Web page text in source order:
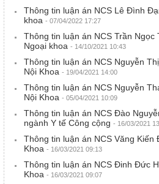
Thông tin luận án NCS Lê Đình
khoa - 07/04/2022 17:27
Thông tin luận án NCS Trần Ngọc
Ngoại khoa - 14/10/2021 10:43
Thông tin luận án NCS Nguyễn
Nội Khoa - 19/04/2021 14:00
Thông tin luận án NCS Nguyễn
Nội Khoa - 05/04/2021 10:09
Thông tin luận án NCS Đào
ngành Y tế Công cộng - 16/03/2021
Thông tin luận án NCS Văng
Khoa - 16/03/2021 09:13
Thông tin luận án NCS Đinh Đức
Khoa - 16/03/2021 09:07